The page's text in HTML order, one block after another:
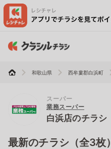
和歌山県 西牟婁郡白浜町
スーパー
業務スーパー
白浜店のチラシ
最新のチラシ（全3枚）